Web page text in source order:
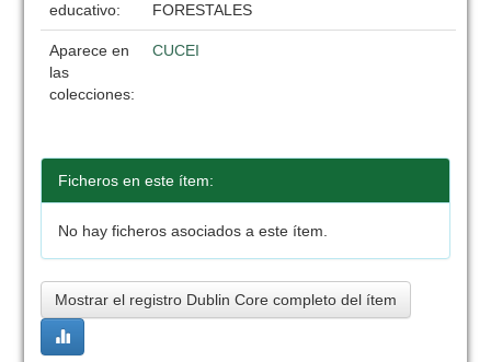
educativo:
FORESTALES
Aparece en
las
colecciones:
CUCEI
Ficheros en este ítem:
No hay ficheros asociados a este ítem.
Mostrar el registro Dublin Core completo del ítem